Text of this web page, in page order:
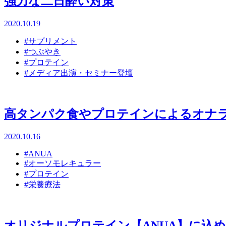
2020.10.19
#サプリメント
#つぶやき
#プロテイン
#メディア出演・セミナー登壇
高タンパク食やプロテインによるオナ
2020.10.16
#ANUA
#オーソモレキュラー
#プロテイン
#栄養療法